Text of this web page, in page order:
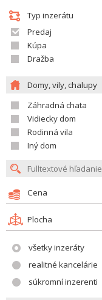
Typ inzerátu
Predaj
Kúpa
Dražba
Domy, vily, chalupy
Záhradná chata
Vidiecky dom
Rodinná vila
Iný dom
Cena
Plocha
všetky inzeráty
realitné kancelárie
súkromní inzerenti